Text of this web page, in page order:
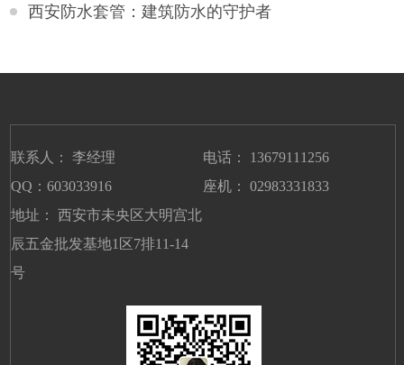
西安防水套管：建筑防水的守护者
联系人： 李经理
电话： 13679111256
QQ：603033916
座机： 02983331833
地址： 西安市未央区大明宫北
辰五金批发基地1区7排11-14
号